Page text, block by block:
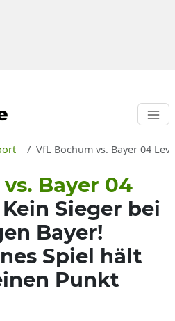
VfL Bochum vs. Bayer 04
Bayer 04
Kein Sieger bei
Bayer!
Spiel hält
Punkt